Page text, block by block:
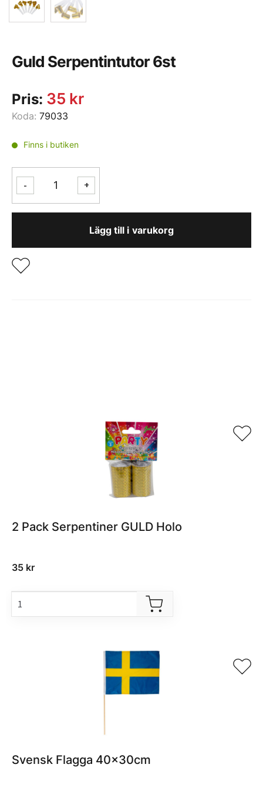
Guld Serpentintutor 6st
Koda: 79033
Finns i butiken
-
Serpentintutor
6st
+
Lägg till i varukorg
Pris: 35 kr
2 Pack Serpentiner GULD Holo
35 kr
Svensk Flagga 40x30cm